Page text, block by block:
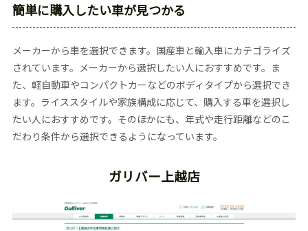
簡単に購入したい車が見つかる
メーカーから車を選択できます。国産車と輸入車にカテゴライズ
されています。メーカーから選択したい人におすすめです。ま
た、軽自動車やコンパクトカーなどのボディタイプから選択でき
ます。ライススタイルや家族構成に応じて、購入する車を選択し
たい人におすすめです。そのほかにも、年式や走行距離などのこ
だわり条件から選択できるようになっています。
ガリバー上越店